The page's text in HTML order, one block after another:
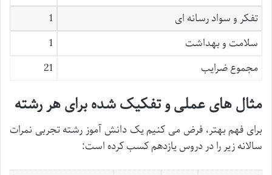
تفکر و سواد رسانه ای
1
سلامت و بهداشت
1
مجموع ضرایب
21
مثال های عملی و تفکیک شده برای هر رشته
برای فهم بهتر، فرض می کنیم یک دانش آموز رشته تجربی نمرات
سالانه زیر را در دروس یازدهم کسب کرده است: